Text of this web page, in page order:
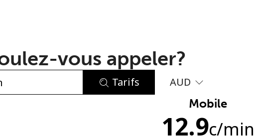
vous appeler?
Tarifs AUD
Mobile
12.9c/min